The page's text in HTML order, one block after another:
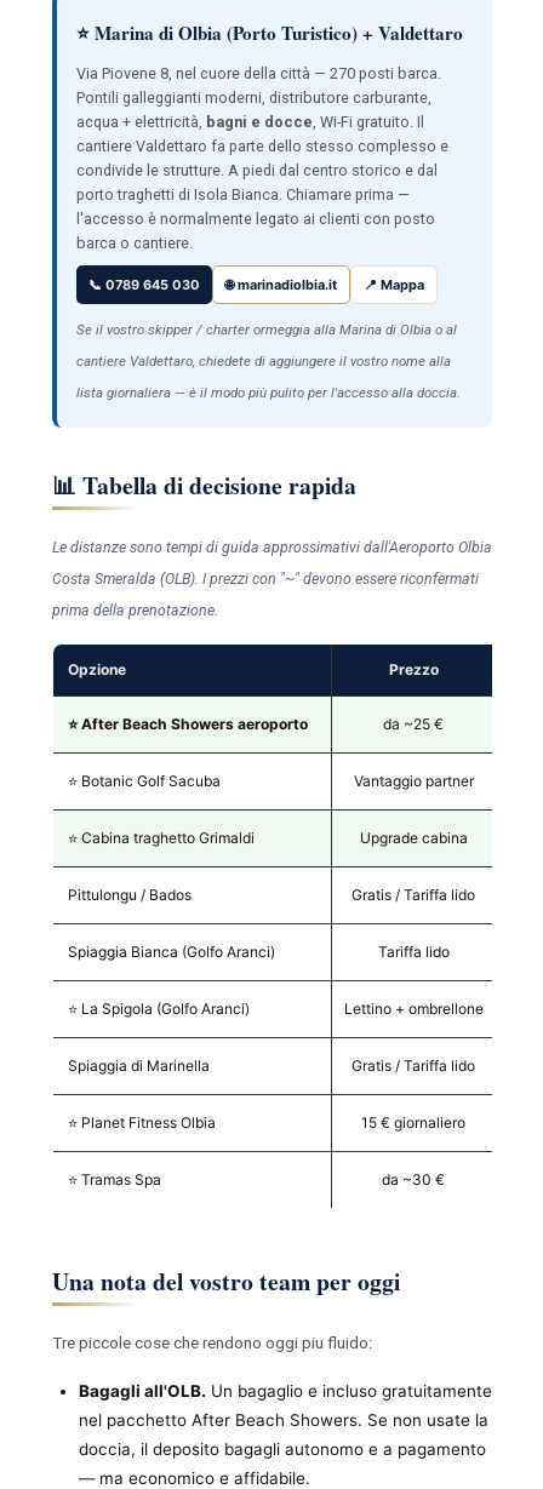
⭐ Marina di Olbia (Porto Turistico) + Valdettaro
Via Piovene 8, nel cuore della città — 270 posti barca.
Pontili galleggianti moderni, distributore carburante,
acqua + elettricità, bagni e docce , Wi-Fi gratuito. Il
cantiere Valdettaro fa parte dello stesso complesso e
condivide le strutture. A piedi dal centro storico e dal
porto traghetti di Isola Bianca. Chiamare prima —
l'accesso è normalmente legato ai clienti con posto
barca o cantiere.
📞 0789 645 030 🌐 marinadiolbia.it 📍 Mappa
Se il vostro skipper / charter ormeggia alla Marina di Olbia o al
cantiere Valdettaro, chiedete di aggiungere il vostro nome alla
lista giornaliera — è il modo più pulito per l'accesso alla doccia.
📊 Tabella di decisione rapida
Le distanze sono tempi di guida approssimativi dall'Aeroporto Olbia
Costa Smeralda (OLB). I prezzi con "~" devono essere riconfermati
prima della prenotazione.
Opzione Prezzo
⭐ After Beach Showers aeroporto da ~25 €
⭐ Botanic Golf Sacuba Vantaggio partner
⭐ Cabina traghetto Grimaldi Upgrade cabina
Pittulongu / Bados Gratis / Tariffa lido
Spiaggia Bianca (Golfo Aranci) Tariffa lido
⭐ La Spigola (Golfo Aranci) Lettino + ombrellone
Spiaggia di Marinella Gratis / Tariffa lido
⭐ Planet Fitness Olbia 15 € giornaliero
⭐ Tramas Spa da ~30 €
Una nota del vostro team per oggi
Tre piccole cose che rendono oggi piu fluido:
Bagagli all'OLB. Un bagaglio e incluso gratuitamente
nel pacchetto After Beach Showers. Se non usate la
doccia, il deposito bagagli autonomo e a pagamento
— ma economico e affidabile.